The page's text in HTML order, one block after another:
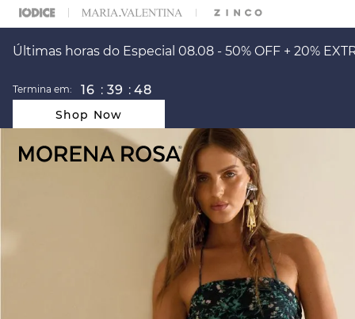
ESCOLHER SEU LOOK?FALE COM NOSSA PERSONAL SHOPPER.
Últimas horas do Especial 08.08 - 50% OFF + 20%
Termina em: 16 : 39 : 48
Shop Now